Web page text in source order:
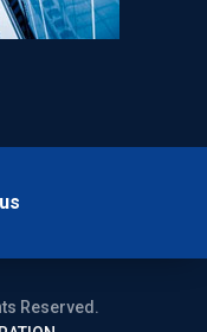
Reserved.